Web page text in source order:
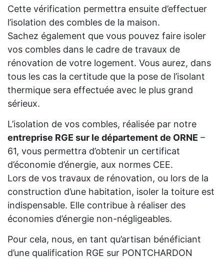
Cette vérification permettra ensuite d’effectuer
l’isolation des combles de la maison.
Sachez également que vous pouvez faire isoler
vos combles dans le cadre de travaux de
rénovation de votre logement. Vous aurez, dans
tous les cas la certitude que la pose de l’isolant
thermique sera effectuée avec le plus grand
sérieux.
L’isolation de vos combles, réalisée par notre
entreprise RGE sur le département de ORNE –
61, vous permettra d’obtenir un certificat
d’économie d’énergie, aux normes CEE.
Lors de vos travaux de rénovation, ou lors de la
construction d’une habitation, isoler la toiture est
indispensable. Elle contribue à réaliser des
économies d’énergie non-négligeables.
Pour cela, nous, en tant qu’artisan bénéficiant
d’une qualification RGE sur PONTCHARDON